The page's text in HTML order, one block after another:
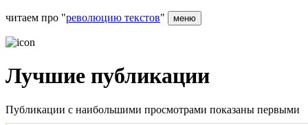
читаем про "революцию текстов" меню
Лучшие публикации
Публикации с наибольшими просмотрами показаны первыми